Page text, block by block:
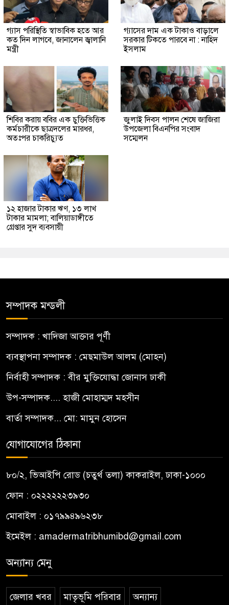
গ্যাস পরিস্থিতি স্বাভাবিক হতে আর
কত দিন লাগবে, জানালেন জ্বালানি
মন্ত্রী
গ্যাসের দাম এক টাকাও বাড়ালে
সরকার টিকতে পারবে না : নাহিদ
ইসলাম
শিবির করায় ববির এক চুক্তিভিত্তিক
কর্মচারীকে ছাত্রদলের মারধর,
অতঃপর চাকরিচ্যুত
জুলাই দিবস পালন শেষে জাজিরা
উপজেলা বিএনপির সংবাদ
সম্মেলন
১২ হাজার টাকার ঋণ, ১৩ লাখ
টাকার মামলা; বালিয়াডাঙ্গীতে
গ্রেপ্তার সুদ ব্যবসায়ী
সম্পাদক মন্ডলী
সম্পাদক : খাদিজা আক্তার পূর্ণী
ব্যবস্থাপনা সম্পাদক : মেছমাউল আলম (মোহন)
নির্বাহী সম্পাদক : বীর মুক্তিযোদ্ধা জোনাস ঢাকী
উপ-সম্পাদক.... হাজী মোহাম্মদ মহসীন
বার্তা সম্পাদক... মো: মামুন হোসেন
যোগাযোগের ঠিকানা
৮০/২, ভিআইপি রোড (চতুর্থ তলা) কাকরাইল, ঢাকা-১০০০
ফোন : ০২২২২২২৩৯৩০
মোবাইল : ০১৭৯৯৪৯৬২৩৮
ইমেইল : amadermatribhumibd@gmail.com
অন্যান্য মেনু
জেলার খবর মাতৃভূমি পরিবার অন্যান্য